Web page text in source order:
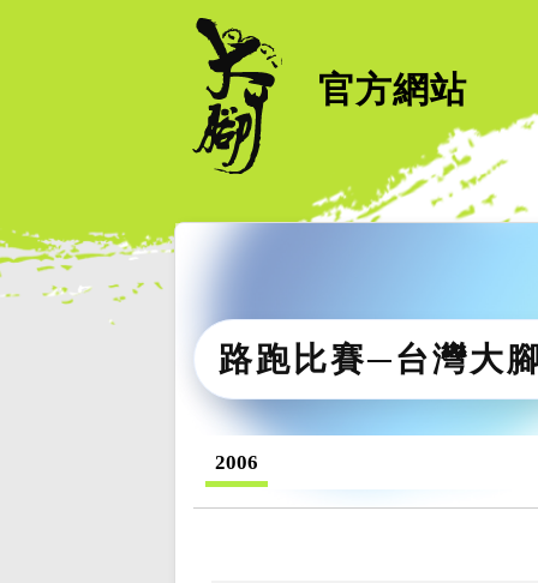
官方網站
路跑比賽─台灣大
2006